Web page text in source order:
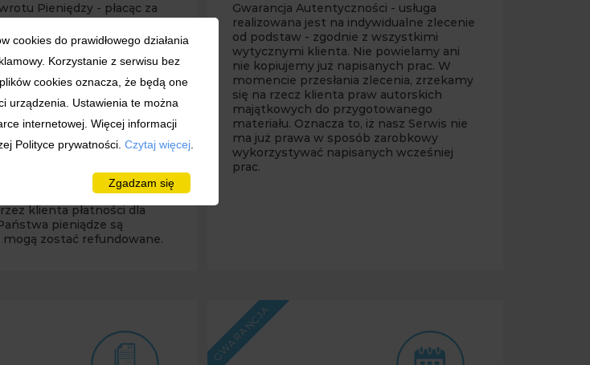
Pieniędzy - płacąc za
się martwić czy
pieniądze. Sam
dla redaktora. Jeśli
a Twoja
uzasadniona, to
Innymi słowy –
iż mają Państwo
kontakt z redaktorem, to
serwisu decyduje czy
zostanie wypłacone
redaktorowi. Do czasu
klienta płatności dla
pieniądze są
mogą zostać refundowane.
Gwarancja Autentyczności - usługa
realizowana jest na indywidualne zlecenie
od podstaw - zgodnie z wszystkimi
wytycznymi klienta. Nie powielamy ani
nie kopiujemy już napisanych prac. W
momencie przesłania zlecenia, zrzekamy
się na rzecz klienta praw autorskich
majątkowych do przygotowanego
materiału. Oznacza to, iż nasz Serwis nie
ma już prawa w sposób zarobkowy
wykorzystywać napisanych wcześniej
prac.
GWARANCJA
cookies do prawidłowego działania
Korzystanie z serwisu bez
cookies oznacza, że będą one
urządzenia. Ustawienia te można
internetowej. Więcej informacji
Polityce prywatności. Czytaj więcej
Zgadzam się